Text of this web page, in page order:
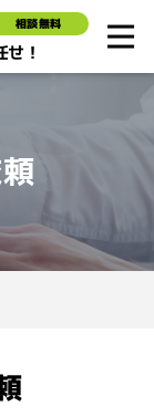
相談無料
！